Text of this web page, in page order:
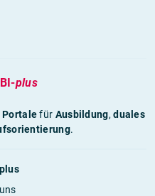
plus
Portalefür Ausbildung,duales
.